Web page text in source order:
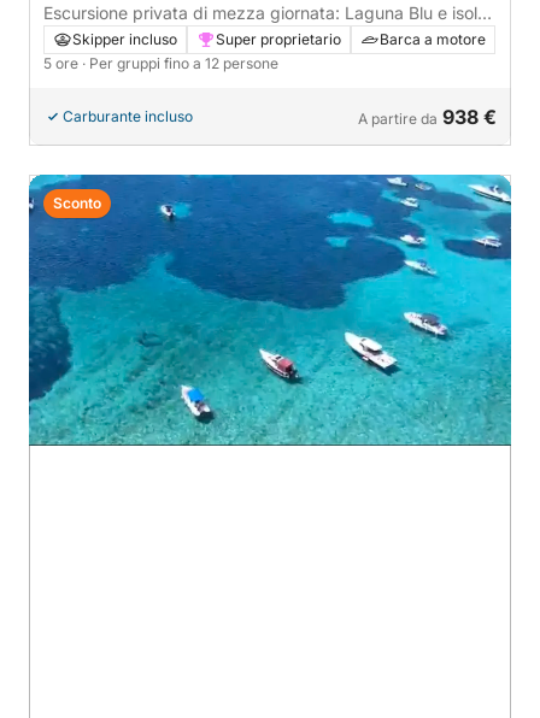
Escursione privata di mezza giornata: Laguna Blu e isola
di Čiovo
Skipper incluso Super proprietario
Barca a motore
5 ore · Per gruppi fino a 12 persone
Carburante incluso A partire da 938 €
Sconto